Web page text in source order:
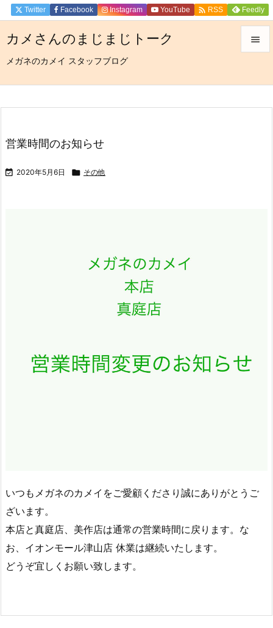
カメさんのまじまじトーク
メガネのカメイ スタッフブログ

サイド
Twitter Facebook Instagram YouTube  RSS Feedly
営業時間のお知らせ
 2020年5月6日  その他
いつもメガネのカメイをご愛顧くださり誠にありがとうご
ざいます。
本店と真庭店、美作店は通常の営業時間に戻ります。な
お、イオンモール津山店 休業は継続いたします。
どうぞ宜しくお願い致します。